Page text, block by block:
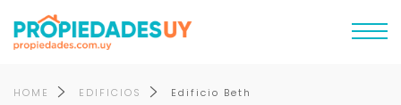
HOME EDIFICIOS Edificio Beth